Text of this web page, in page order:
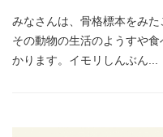
みなさんは、骨格標本をみた
その動物の生活のようすや
かります。イモリしんぶん...